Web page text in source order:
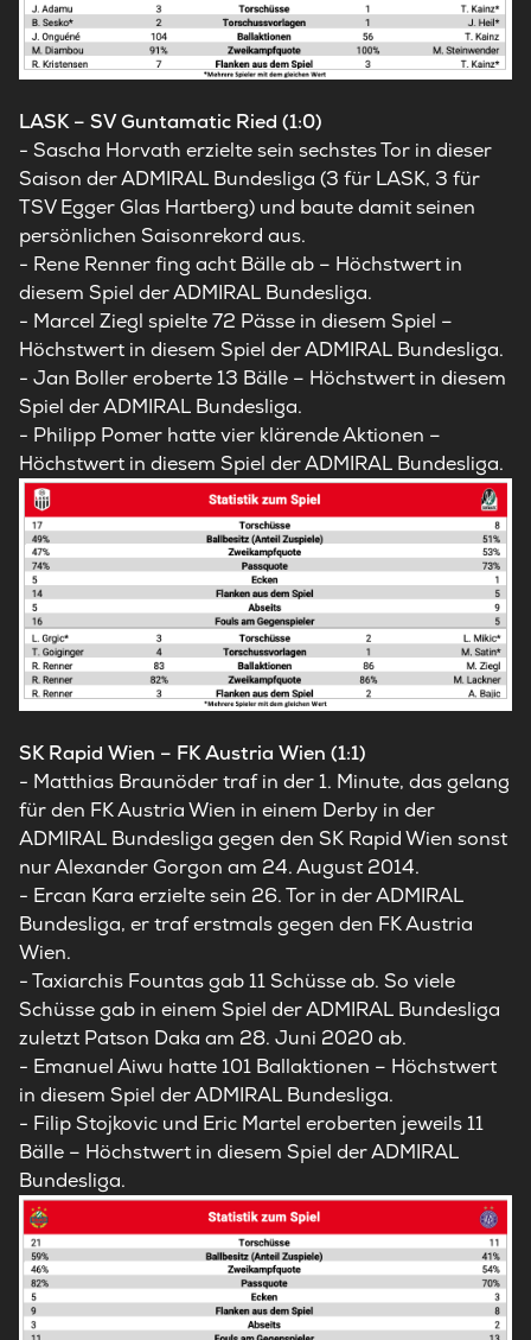
LASK – SV Guntamatic Ried (1:0)
- Sascha Horvath erzielte sein sechstes Tor in dieser
Saison der ADMIRAL Bundesliga (3 für LASK, 3 für
TSV Egger Glas Hartberg) und baute damit seinen
persönlichen Saisonrekord aus.
- Rene Renner fing acht Bälle ab – Höchstwert in
diesem Spiel der ADMIRAL Bundesliga.
- Marcel Ziegl spielte 72 Pässe in diesem Spiel –
Höchstwert in diesem Spiel der ADMIRAL Bundesliga.
- Jan Boller eroberte 13 Bälle – Höchstwert in diesem
Spiel der ADMIRAL Bundesliga.
- Philipp Pomer hatte vier klärende Aktionen –
Höchstwert in diesem Spiel der ADMIRAL Bundesliga.
SK Rapid Wien – FK Austria Wien (1:1)
- Matthias Braunöder traf in der 1. Minute, das gelang
für den FK Austria Wien in einem Derby in der
ADMIRAL Bundesliga gegen den SK Rapid Wien sonst
nur Alexander Gorgon am 24. August 2014.
- Ercan Kara erzielte sein 26. Tor in der ADMIRAL
Bundesliga, er traf erstmals gegen den FK Austria
Wien.
- Taxiarchis Fountas gab 11 Schüsse ab. So viele
Schüsse gab in einem Spiel der ADMIRAL Bundesliga
zuletzt Patson Daka am 28. Juni 2020 ab.
- Emanuel Aiwu hatte 101 Ballaktionen – Höchstwert
in diesem Spiel der ADMIRAL Bundesliga.
- Filip Stojkovic und Eric Martel eroberten jeweils 11
Bälle – Höchstwert in diesem Spiel der ADMIRAL
Bundesliga.